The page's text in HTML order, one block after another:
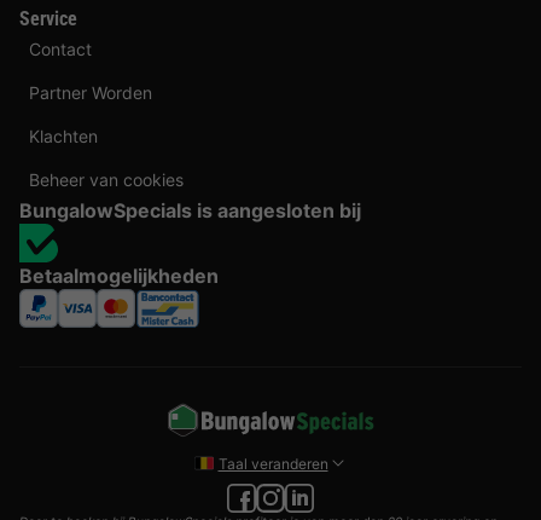
Service
Contact
Partner Worden
Klachten
Beheer van cookies
BungalowSpecials is aangesloten bij
Betaalmogelijkheden
Taal veranderen